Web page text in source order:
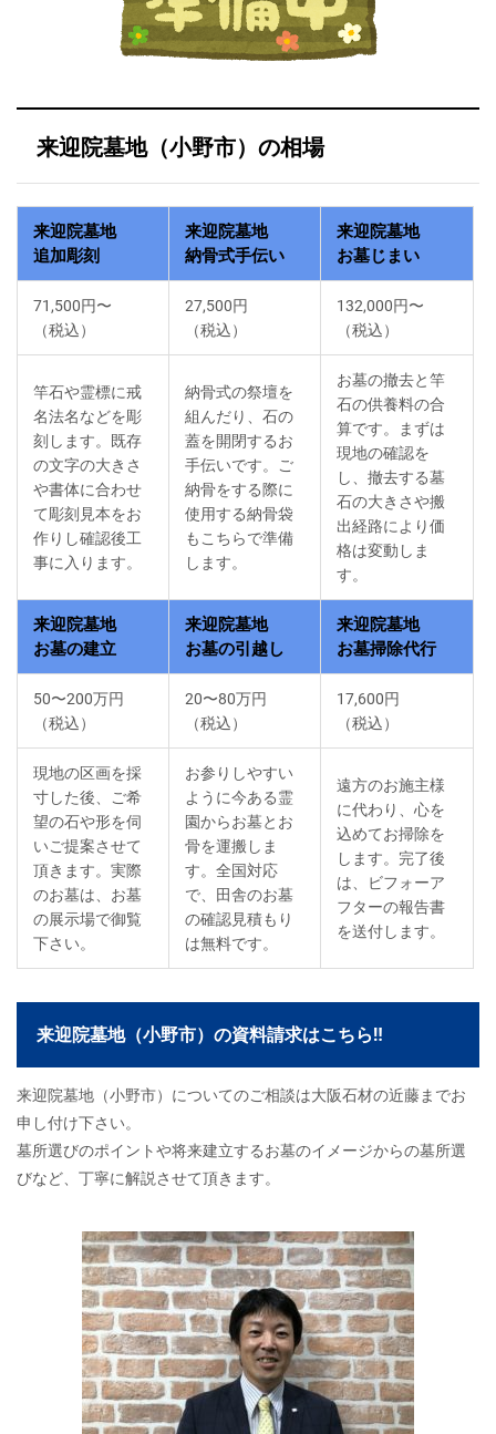
来迎院墓地（小野市）の相場
来迎院墓地
追加彫刻
来迎院墓地
納骨式手伝い
来迎院墓地
お墓じまい
71,500円〜
（税込）
27,500円
（税込）
132,000円〜
（税込）
竿石や霊標に戒
名法名などを彫
刻します。既存
の文字の大きさ
や書体に合わせ
て彫刻見本をお
作りし確認後工
事に入ります。
納骨式の祭壇を
組んだり、石の
蓋を開閉するお
手伝いです。ご
納骨をする際に
使用する納骨袋
もこちらで準備
します。
お墓の撤去と竿
石の供養料の合
算です。まずは
現地の確認を
し、撤去する墓
石の大きさや搬
出経路により価
格は変動しま
す。
来迎院墓地
お墓の建立
来迎院墓地
お墓の引越し
来迎院墓地
お墓掃除代行
50〜200万円
（税込）
20〜80万円
（税込）
17,600円
（税込）
現地の区画を採
寸した後、ご希
望の石や形を伺
いご提案させて
頂きます。実際
のお墓は、お墓
の展示場で御覧
下さい。
お参りしやすい
ように今ある霊
園からお墓とお
骨を運搬しま
す。全国対応
で、田舎のお墓
の確認見積もり
は無料です。
遠方のお施主様
に代わり、心を
込めてお掃除を
します。完了後
は、ビフォーア
フターの報告書
を送付します。
来迎院墓地（小野市）の資料請求はこちら‼
来迎院墓地（小野市）についてのご相談は大阪石材の近藤までお
申し付け下さい。
墓所選びのポイントや将来建立するお墓のイメージからの墓所選
びなど、丁寧に解説させて頂きます。